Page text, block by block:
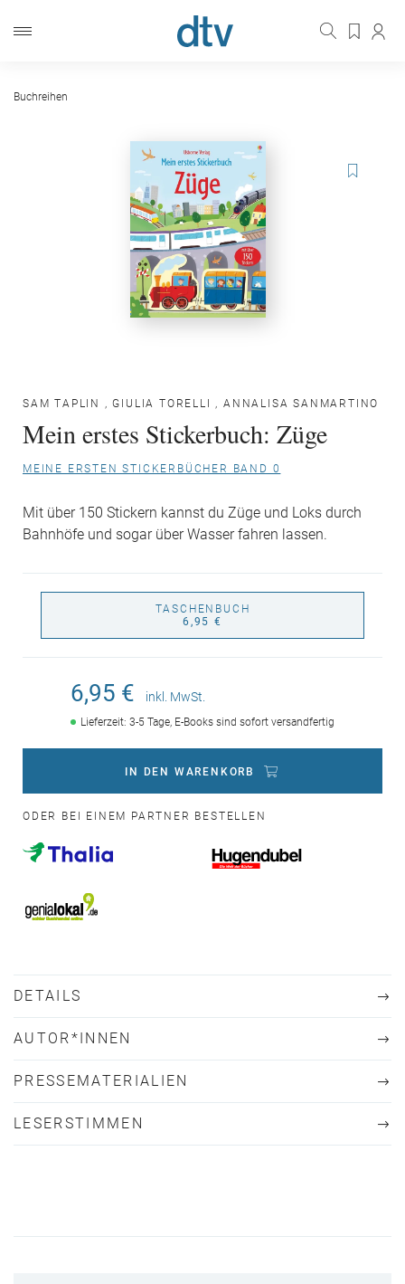
Buchreihen
SAM TAPLIN ,GIULIA TORELLI ,ANNALISA SANMARTINO
Mein erstes Stickerbuch: Züge
MEINE ERSTEN STICKERBÜCHER BAND 0
Mit über 150 Stickern kannst du Züge und Loks durch
Bahnhöfe und sogar über Wasser fahren lassen.
TASCHENBUCH
6,95 €
6,95 € inkl. MwSt.
Lieferzeit: 3-5 Tage, E-Books sind sofort versandfertig
IN DEN WARENKORB
ODER BEI EINEM PARTNER BESTELLEN
DETAILS
AUTOR*INNEN
PRESSEMATERIALIEN
LESERSTIMMEN